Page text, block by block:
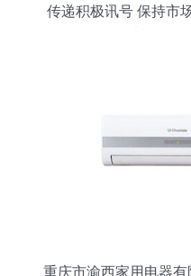
传递积极讯号 保持市
重庆市渝西家用电器